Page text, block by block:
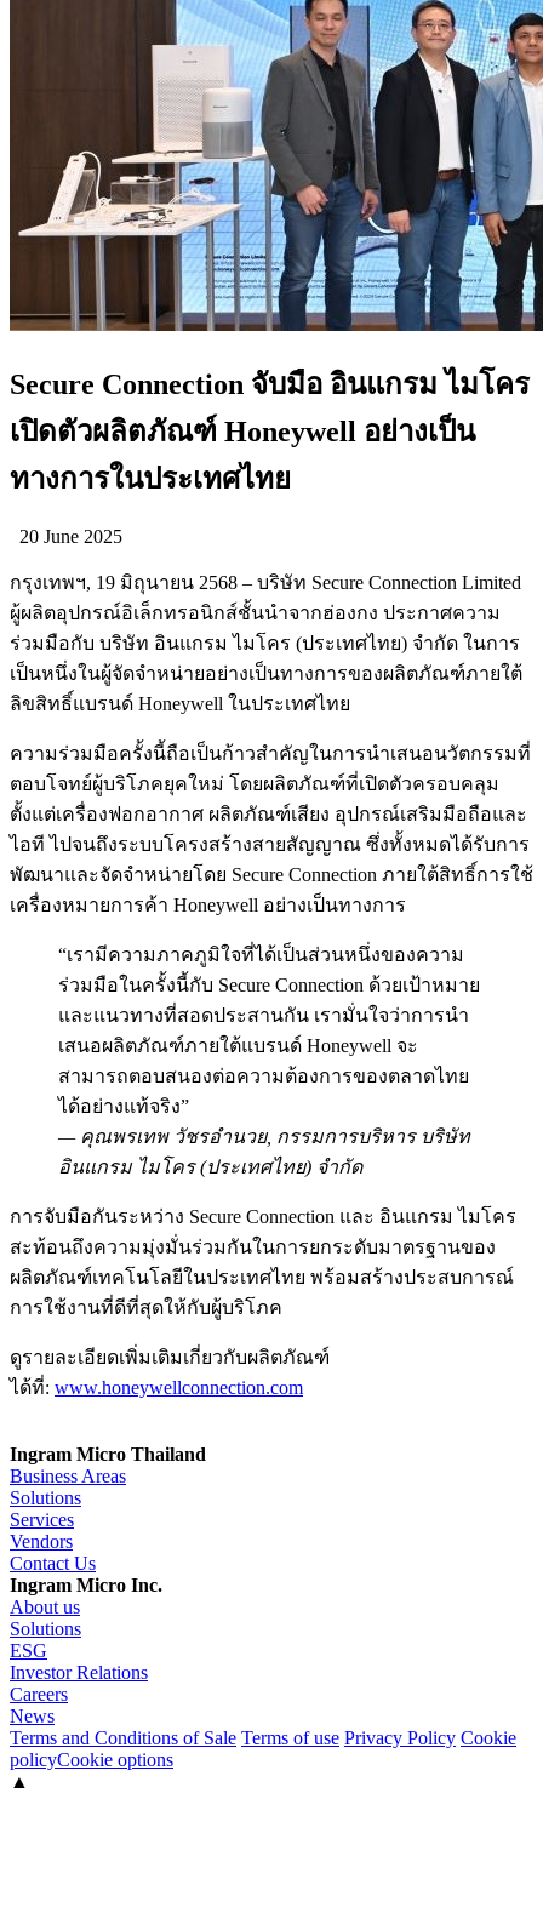
Secure Connection จับมือ อินแกรม ไมโคร
เปิดตัวผลิตภัณฑ์ Honeywell อย่างเป็น
ทางการในประเทศไทย
20 June 2025
กรุงเทพฯ, 19 มิถุนายน 2568 – บริษัท Secure Connection Limited
ผู้ผลิตอุปกรณ์อิเล็กทรอนิกส์ชั้นนำจากฮ่องกง ประกาศความ
ร่วมมือกับ บริษัท อินแกรม ไมโคร (ประเทศไทย) จำกัด ในการ
เป็นหนึ่งในผู้จัดจำหน่ายอย่างเป็นทางการของผลิตภัณฑ์ภายใต้
ลิขสิทธิ์แบรนด์ Honeywell ในประเทศไทย
ความร่วมมือครั้งนี้ถือเป็นก้าวสำคัญในการนำเสนอนวัตกรรมที่
ตอบโจทย์ผู้บริโภคยุคใหม่ โดยผลิตภัณฑ์ที่เปิดตัวครอบคลุม
ตั้งแต่เครื่องฟอกอากาศ ผลิตภัณฑ์เสียง อุปกรณ์เสริมมือถือและ
ไอที ไปจนถึงระบบโครงสร้างสายสัญญาณ ซึ่งทั้งหมดได้รับการ
พัฒนาและจัดจำหน่ายโดย Secure Connection ภายใต้สิทธิ์การใช้
เครื่องหมายการค้า Honeywell อย่างเป็นทางการ
“เรามีความภาคภูมิใจที่ได้เป็นส่วนหนึ่งของความ
ร่วมมือในครั้งนี้กับ Secure Connection ด้วยเป้าหมาย
และแนวทางที่สอดประสานกัน เรามั่นใจว่าการนำ
เสนอผลิตภัณฑ์ภายใต้แบรนด์ Honeywell จะ
สามารถตอบสนองต่อความต้องการของตลาดไทย
ได้อย่างแท้จริง”
— คุณพรเทพ วัชรอำนวย, กรรมการบริหาร บริษัท
อินแกรม ไมโคร (ประเทศไทย) จำกัด
การจับมือกันระหว่าง Secure Connection และ อินแกรม ไมโคร
สะท้อนถึงความมุ่งมั่นร่วมกันในการยกระดับมาตรฐานของ
ผลิตภัณฑ์เทคโนโลยีในประเทศไทย พร้อมสร้างประสบการณ์
การใช้งานที่ดีที่สุดให้กับผู้บริโภค
ดูรายละเอียดเพิ่มเติมเกี่ยวกับผลิตภัณฑ์
ได้ที่: www.honeywellconnection.com
Ingram Micro Thailand
Business Areas
Solutions
Services
Vendors
Contact Us
Ingram Micro Inc.
About us
Solutions
ESG
Investor Relations
Careers
News
Terms and Conditions of Sale Terms of use Privacy Policy Cookie
policyCookie options
▲